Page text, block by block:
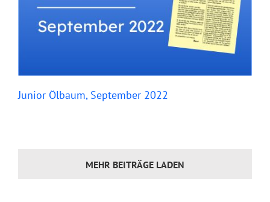
Junior Ölbaum, September 2022
MEHR BEITRÄGE LADEN